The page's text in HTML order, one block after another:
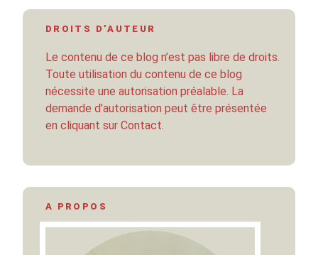
DROITS D’AUTEUR
Le contenu de ce blog n’est pas libre de droits.
Toute utilisation du contenu de ce blog
nécessite une autorisation préalable. La
demande d’autorisation peut être présentée
en cliquant sur Contact.
A PROPOS